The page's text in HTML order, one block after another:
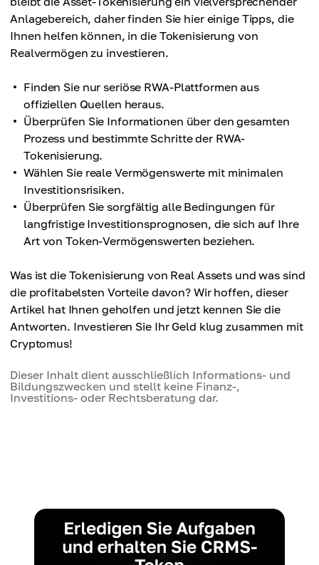
Anlagebereich, daher finden Sie hier einige Tipps, die
Ihnen helfen können, in die Tokenisierung von
Realvermögen zu investieren.
Finden Sie nur seriöse RWA-Plattformen aus
offiziellen Quellen heraus.
Überprüfen Sie Informationen über den gesamten
Prozess und bestimmte Schritte der RWA-
Tokenisierung.
Wählen Sie reale Vermögenswerte mit minimalen
Investitionsrisiken.
Überprüfen Sie sorgfältig alle Bedingungen für
langfristige Investitionsprognosen, die sich auf Ihre
Art von Token-Vermögenswerten beziehen.
Was ist die Tokenisierung von Real Assets und was sind
die profitabelsten Vorteile davon? Wir hoffen, dieser
Artikel hat Ihnen geholfen und jetzt kennen Sie die
Antworten. Investieren Sie Ihr Geld klug zusammen mit
Cryptomus!
Dieser Inhalt dient ausschließlich Informations- und
Bildungszwecken und stellt keine Finanz-,
Investitions- oder Rechtsberatung dar.